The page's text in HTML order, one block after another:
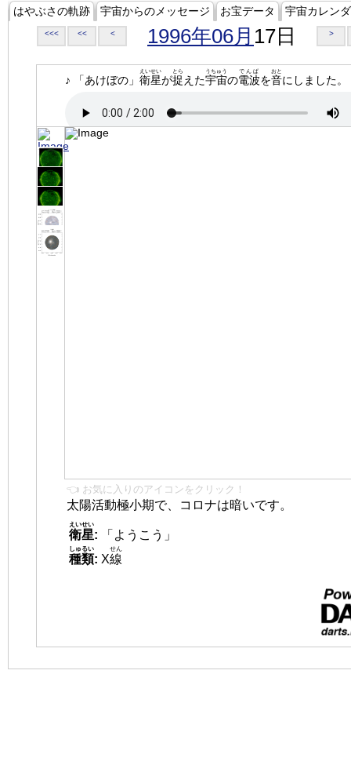
はやぶさの軌跡 宇宙からのメッセージ お宝データ 宇宙カレン
<<< << < 1996年06月 17日 >
♪ 「あけぼの」 衛星
えいせい
が捉
とら
えた宇宙
うちゅう
の電波
でんぱ
を音
おと
にしました。
👈 お気に入りのアイコンをクリック！
太陽活動極小期で、コロナは暗いです。
衛星
えいせい
:
「ようこう」
種類
しゅるい
: X線
せん